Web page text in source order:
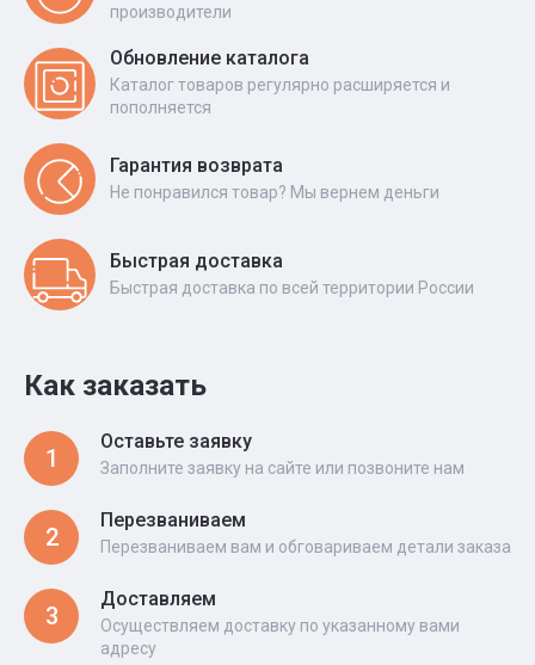
производители
Обновление каталога
Каталог товаров регулярно расширяется и
пополняется
Гарантия возврата
Не понравился товар? Мы вернем деньги
Быстрая доставка
Быстрая доставка по всей территории России
Как заказать
1
Оставьте заявку
Заполните заявку на сайте или позвоните нам
2
Перезваниваем
Перезваниваем вам и обговариваем детали заказа
3
Доставляем
Осуществляем доставку по указанному вами
адресу